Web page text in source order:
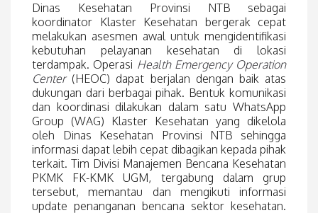
Dinas Kesehatan Provinsi NTB sebagai
koordinator Klaster Kesehatan bergerak cepat
melakukan asesmen awal untuk mengidentifikasi
kebutuhan pelayanan kesehatan di lokasi
terdampak. Operasi Health Emergency Operation
Center (HEOC) dapat berjalan dengan baik atas
dukungan dari berbagai pihak. Bentuk komunikasi
dan koordinasi dilakukan dalam satu WhatsApp
Group (WAG) Klaster Kesehatan yang dikelola
oleh Dinas Kesehatan Provinsi NTB sehingga
informasi dapat lebih cepat dibagikan kepada pihak
terkait. Tim Divisi Manajemen Bencana Kesehatan
PKMK FK-KMK UGM, tergabung dalam grup
tersebut, memantau dan mengikuti informasi
update penanganan bencana sektor kesehatan.